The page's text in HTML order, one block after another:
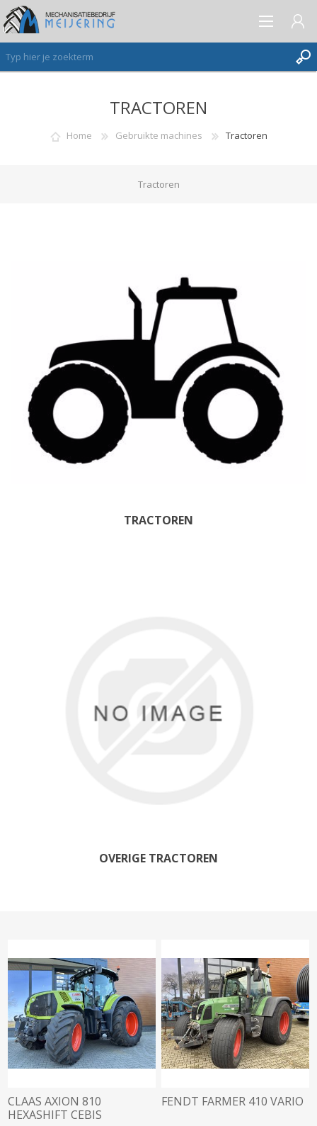
AANMELDEN ALS NIEUWE KLANT
INLOGGEN
TRACTOREN
Home Gebruikte machines Tractoren
Tractoren
TRACTOREN
OVERIGE TRACTOREN
CLAAS AXION 810
HEXASHIFT CEBIS
FENDT FARMER 410 VARIO